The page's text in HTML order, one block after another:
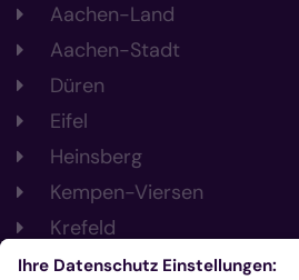
Aachen-Land
Aachen-Stadt
Düren
Eifel
Heinsberg
Kempen-Viersen
Krefeld
Mönchengladbach